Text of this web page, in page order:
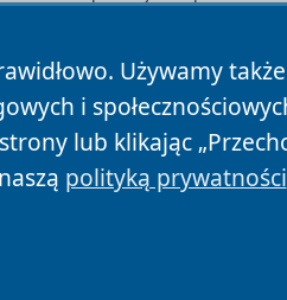
Używamy
i
lub klikając
polityką prywatności
Prywatności Polityka